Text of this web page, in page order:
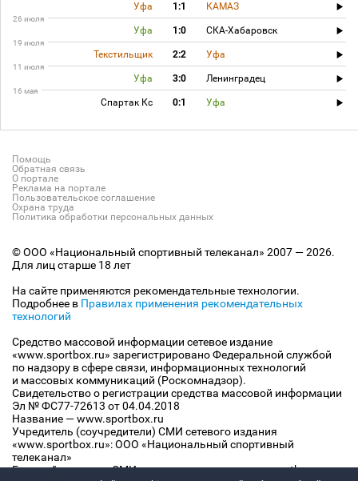
Уфа 1:1 КАМАЗ
26 июля
Уфа 1:0 СКА-Хабаровск
19 июля
Текстильщик 2:2 Уфа
11 июля
Уфа 3:0 Ленинградец
16 мая
Спартак Кс 0:1 Уфа
Помощь
Обратная связь
О портале
Реклама на портале
Пользовательское соглашение
Охрана труда
Политика обработки персональных данных
© ООО «Национальный спортивный телеканал» 2007 — 2026.
Для лиц старше 18 лет
На сайте применяются рекомендательные технологии.
Подробнее в Правилах применения рекомендательных
технологий
Средство массовой информации сетевое издание
«www.sportbox.ru» зарегистрировано Федеральной службой
по надзору в сфере связи, информационных технологий
и массовых коммуникаций (Роскомнадзор).
Свидетельство о регистрации средства массовой информации
Эл № ФС77-72613 от 04.04.2018
Название — www.sportbox.ru
Учредитель (соучредители) СМИ сетевого издания
«www.sportbox.ru»: ООО «Национальный спортивный
телеканал»
Главный редактор СМИ сетевого издания «www.sportbox.ru»: